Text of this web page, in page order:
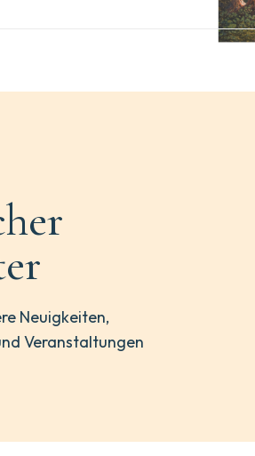
Neuigkeiten,
Veranstaltungen